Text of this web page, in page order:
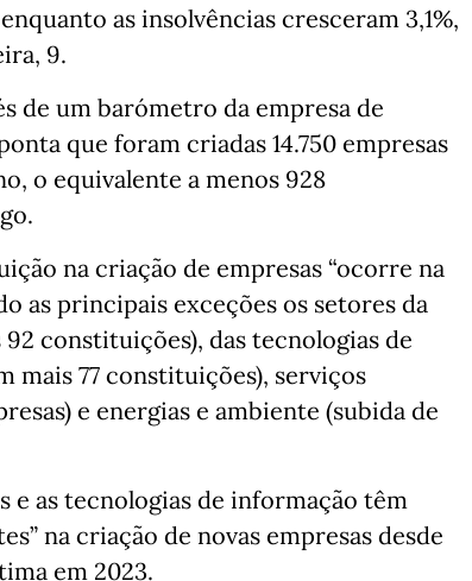
as insolvências cresceram 3,1%,
9.
de um barómetro da empresa de
que foram criadas 14.750 empresas
o equivalente a menos 928
na criação de empresas “ocorre na
as principais exceções os setores da
constituições), das tecnologias de
mais 77 constituições), serviços
e energias e ambiente (subida de
e as tecnologias de informação têm
na criação de novas empresas desde
em 2023.